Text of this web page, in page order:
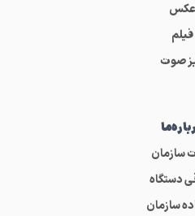
عکس
فیلم
صوت
سازمان
دستگاه
سازمان